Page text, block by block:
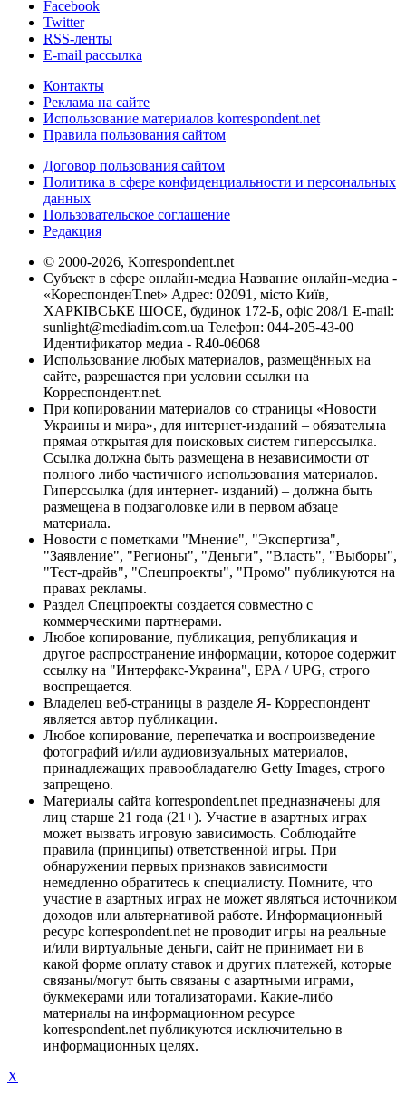
Facebook
Twitter
RSS-ленты
E-mail рассылка
Контакты
Реклама на сайте
Использование материалов korrespondent.net
Правила пользования сайтом
Договор пользования сайтом
Политика в сфере конфиденциальности и персональных
данных
Пользовательское соглашение
Редакция
© 2000-2026, Korrespondent.net
Субъект в сфере онлайн-медиа Название онлайн-медиа -
«КореспонденТ.net» Адрес: 02091, місто Київ,
ХАРКІВСЬКЕ ШОСЕ, будинок 172-Б, офіс 208/1 E-mail:
sunlight@mediadim.com.ua Телефон: 044-205-43-00
Идентификатор медиа - R40-06068
Использование любых материалов, размещённых на
сайте, разрешается при условии ссылки на
Корреспондент.net.
При копировании материалов со страницы «Новости
Украины и мира», для интернет-изданий – обязательна
прямая открытая для поисковых систем гиперссылка.
Ссылка должна быть размещена в независимости от
полного либо частичного использования материалов.
Гиперссылка (для интернет- изданий) – должна быть
размещена в подзаголовке или в первом абзаце
материала.
Новости с пометками "Мнение", "Экспертиза",
"Заявление", "Регионы", "Деньги", "Власть", "Выборы",
"Тест-драйв", "Спецпроекты", "Промо" публикуются на
правах рекламы.
Раздел Спецпроекты создается совместно с
коммерческими партнерами.
Любое копирование, публикация, републикация и
другое распространение информации, которое содержит
ссылку на "Интерфакс-Украина", EPA / UPG, строго
воспрещается.
Владелец веб-страницы в разделе Я- Корреспондент
является автор публикации.
Любое копирование, перепечатка и воспроизведение
фотографий и/или аудиовизуальных материалов,
принадлежащих правообладателю Getty Images, строго
запрещено.
Материалы сайта korrespondent.net предназначены для
лиц старше 21 года (21+). Участие в азартных играх
может вызвать игровую зависимость. Соблюдайте
правила (принципы) ответственной игры. При
обнаружении первых признаков зависимости
немедленно обратитесь к специалисту. Помните, что
участие в азартных играх не может являться источником
доходов или альтернативой работе. Информационный
ресурс korrespondent.net не проводит игры на реальные
и/или виртуальные деньги, сайт не принимает ни в
какой форме оплату ставок и других платежей, которые
связаны/могут быть связаны с азартными играми,
букмекерами или тотализаторами. Какие-либо
материалы на информационном ресурсе
korrespondent.net публикуются исключительно в
информационных целях.
X